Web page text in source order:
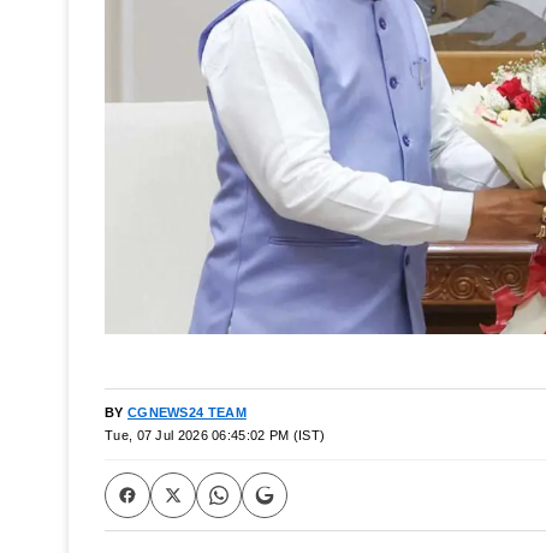
BY CGNEWS24 TEAM
Tue, 07 Jul 2026 06:45:02 PM (IST)